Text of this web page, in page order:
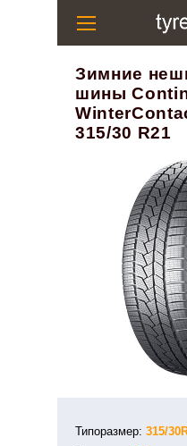
Зимние
шины
315/30 R21
Типоразмер: 315/